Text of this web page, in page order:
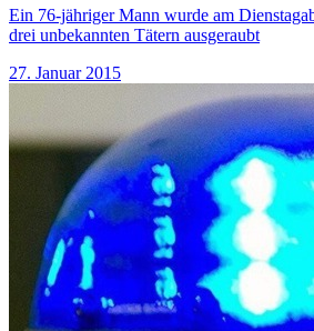
Ein 76-jähriger Mann wurde am
drei unbekannten Tätern ausgeraubt
27. Januar 2015